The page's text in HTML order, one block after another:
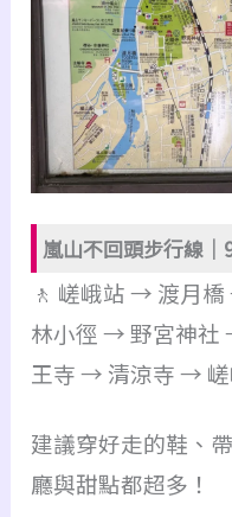
嵐山不回頭步行線｜
🚶 嵯峨站 → 渡月
林小徑 → 野宮神
王寺 → 清涼寺 →
建議穿好走的鞋、
廳與甜點都超多！